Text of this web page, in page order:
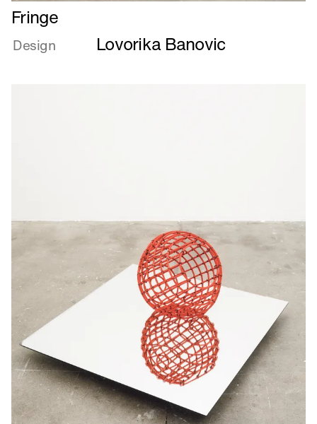
Læs
mere
om
Fringe
Design Lovorika Banovic